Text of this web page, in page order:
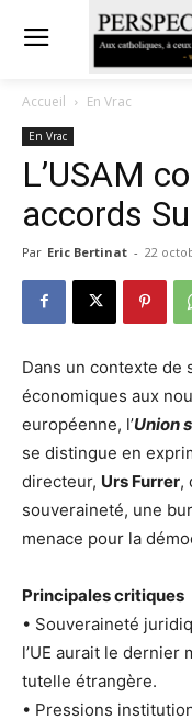
Accueil En Vrac
En Vrac
L’USAM
accords
Par Eric Bertinat - 22
Dans un contexte de
économiques aux
européenne, l’Union
se distingue en
directeur, Urs Furrer,
souveraineté, une
menace pour la
Principales critiques
• Souveraineté
l’UE aurait le dernier
tutelle étrangère.
• Pressions